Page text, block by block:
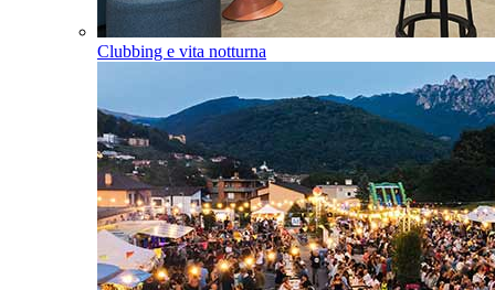
Clubbing e vita notturna